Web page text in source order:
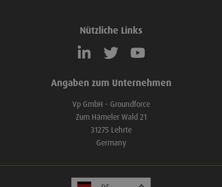
Nützliche Links
Angaben zum Unternehmen
Vp GmbH - Groundforce
Zum Hämeler Wald 21
31275 Lehrte
Germany